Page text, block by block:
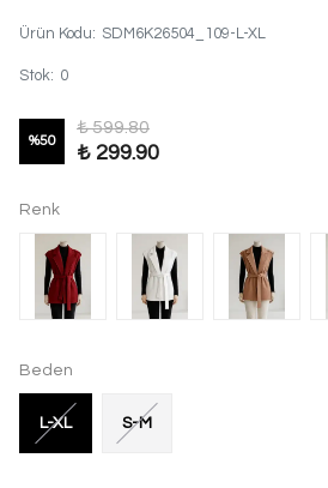
Ürün Kodu: SDM6K26504_109-L-XL
Stok: 0
%50
₺ 599.80
₺ 299.90
Renk
Beden
L-XL S-M